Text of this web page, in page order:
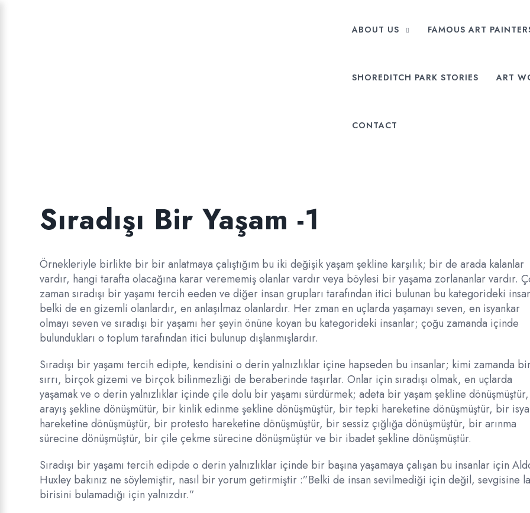
ABOUT US FAMOUS ART
SHOREDITCH PARK STORIES ART
CONTACT
Sıradışı Bir Yaşam -1
Örnekleriyle birlikte bir bir anlatmaya çalıştığım bu iki değişik yaşam şekline karşılık; bir de arada kalanlar
vardır, hangi tarafta olacağına karar verememiş olanlar vardır veya böylesi bir yaşama zorlananlar vardır.
zaman sıradışı bir yaşamı tercih eeden ve diğer insan grupları tarafından itici bulunan bu kategorideki
belki de en gizemli olanlardır, en anlaşılmaz olanlardır. Her zman en uçlarda yaşamayı seven, en isyankar
olmayı seven ve sıradışı bir yaşamı her şeyin önüne koyan bu kategorideki insanlar; çoğu zamanda içinde
bulundukları o toplum tarafından itici bulunup dışlanmışlardır.
Sıradışı bir yaşamı tercih edipte, kendisini o derin yalnızlıklar içine hapseden bu insanlar; kimi zamanda
sırrı, birçok gizemi ve birçok bilinmezliği de beraberinde taşırlar. Onlar için sıradışı olmak, en uçlarda
yaşamak ve o derin yalnızlıklar içinde çile dolu bir yaşamı sürdürmek; adeta bir yaşam şekline
arayış şekline dönüşmütür, bir kinlik edinme şekline dönüşmüştür, bir tepki hareketine dönüşmüştür, bir
hareketine dönüşmüştür, bir protesto hareketine dönüşmüştür, bir sessiz çığlığa dönüşmüştür, bir arınma
sürecine dönüşmüştür, bir çile çekme sürecine dönüşmüştür ve bir ibadet şekline dönüşmüştür.
Sıradışı bir yaşamı tercih edipde o derin yalnızlıklar içinde bir başına yaşamaya çalışan bu insanlar için
Huxley bakınız ne söylemiştir, nasıl bir yorum getirmiştir :”Belki de insan sevilmediği için değil, sevgisine
birisini bulamadığı için yalnızdır.”